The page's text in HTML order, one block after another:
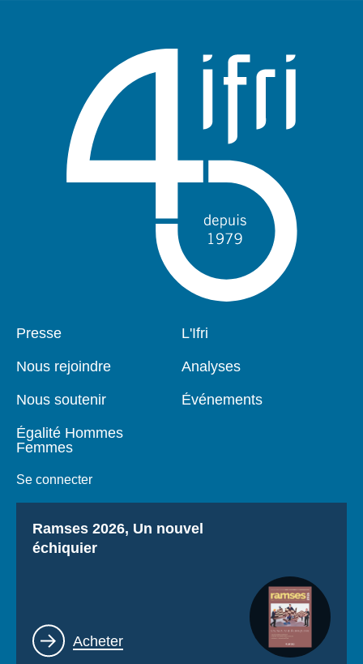
Pied
Presse
Nous rejoindre
Nous soutenir
Égalité Hommes
Femmes
Se connecter
Navigation
L'Ifri
Analyses
Événements
Titre
Ramses 2026, Un nouvel
échiquier
Lien
Acheter